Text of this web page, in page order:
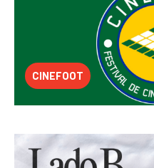
CINEFOOT